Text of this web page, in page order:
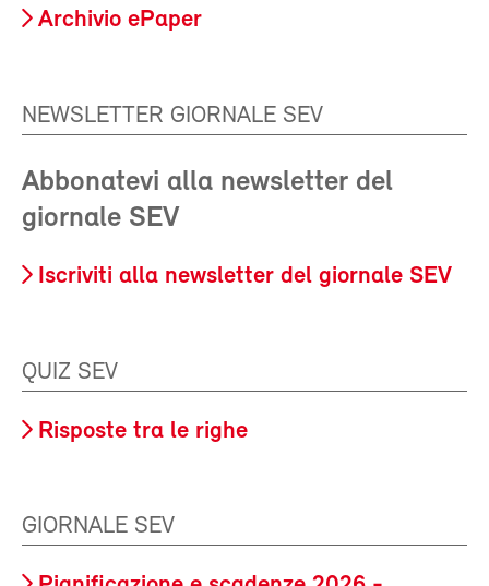
Archivio ePaper
NEWSLETTER GIORNALE SEV
Abbonatevi alla newsletter del
giornale SEV
Iscriviti alla newsletter del giornale SEV
QUIZ SEV
Risposte tra le righe
GIORNALE SEV